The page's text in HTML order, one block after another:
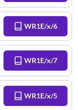
WR1E/x/6
WR1E/x/7
WR1E/x/5